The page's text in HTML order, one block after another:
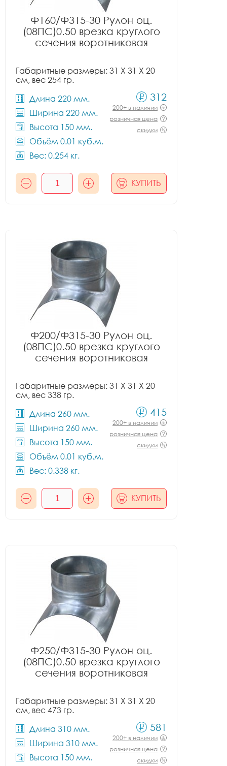
Ф160/Ф315-30 Рулон оц.
(08ПС)0.50 врезка круглого
сечения воротниковая
Габаритные размеры: 31 X 31 X 20
см, вес 254 гр.
Длина 220 мм.
Ширина 220 мм.
Высота 150 мм.
Объём 0.01 куб.м.
Вес: 0.254 кг.
312
200+ в наличии
розничная цена
скидки
КУПИТЬ
Ф200/Ф315-30 Рулон оц.
(08ПС)0.50 врезка круглого
сечения воротниковая
Габаритные размеры: 31 X 31 X 20
см, вес 338 гр.
Длина 260 мм.
Ширина 260 мм.
Высота 150 мм.
Объём 0.01 куб.м.
Вес: 0.338 кг.
415
200+ в наличии
розничная цена
скидки
КУПИТЬ
Ф250/Ф315-30 Рулон оц.
(08ПС)0.50 врезка круглого
сечения воротниковая
Габаритные размеры: 31 X 31 X 20
см, вес 473 гр.
Длина 310 мм.
Ширина 310 мм.
Высота 150 мм.
581
200+ в наличии
розничная цена
скидки